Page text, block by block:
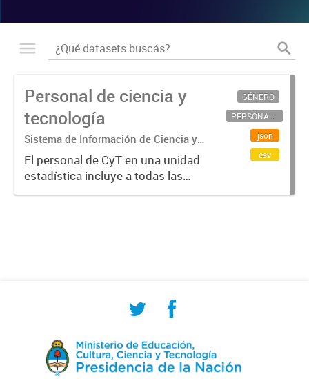
Personal de ciencia y
tecnología
Sistema de Información de Ciencia y
Tecnología Argentino (SICYTAR)
El personal de CyT en una unidad
estadística incluye a todas las
personas involucradas
GÉNERO
PERSONAL CIENTÍFICO-TECNOLÓGICO
json
csv